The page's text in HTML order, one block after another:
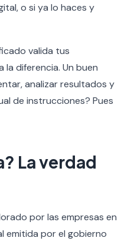
o si ya lo haces y
valida tus
diferencia. Un buen
analizar resultados y
de instrucciones? Pues
La verdad
por las empresas en
emitida por el gobierno